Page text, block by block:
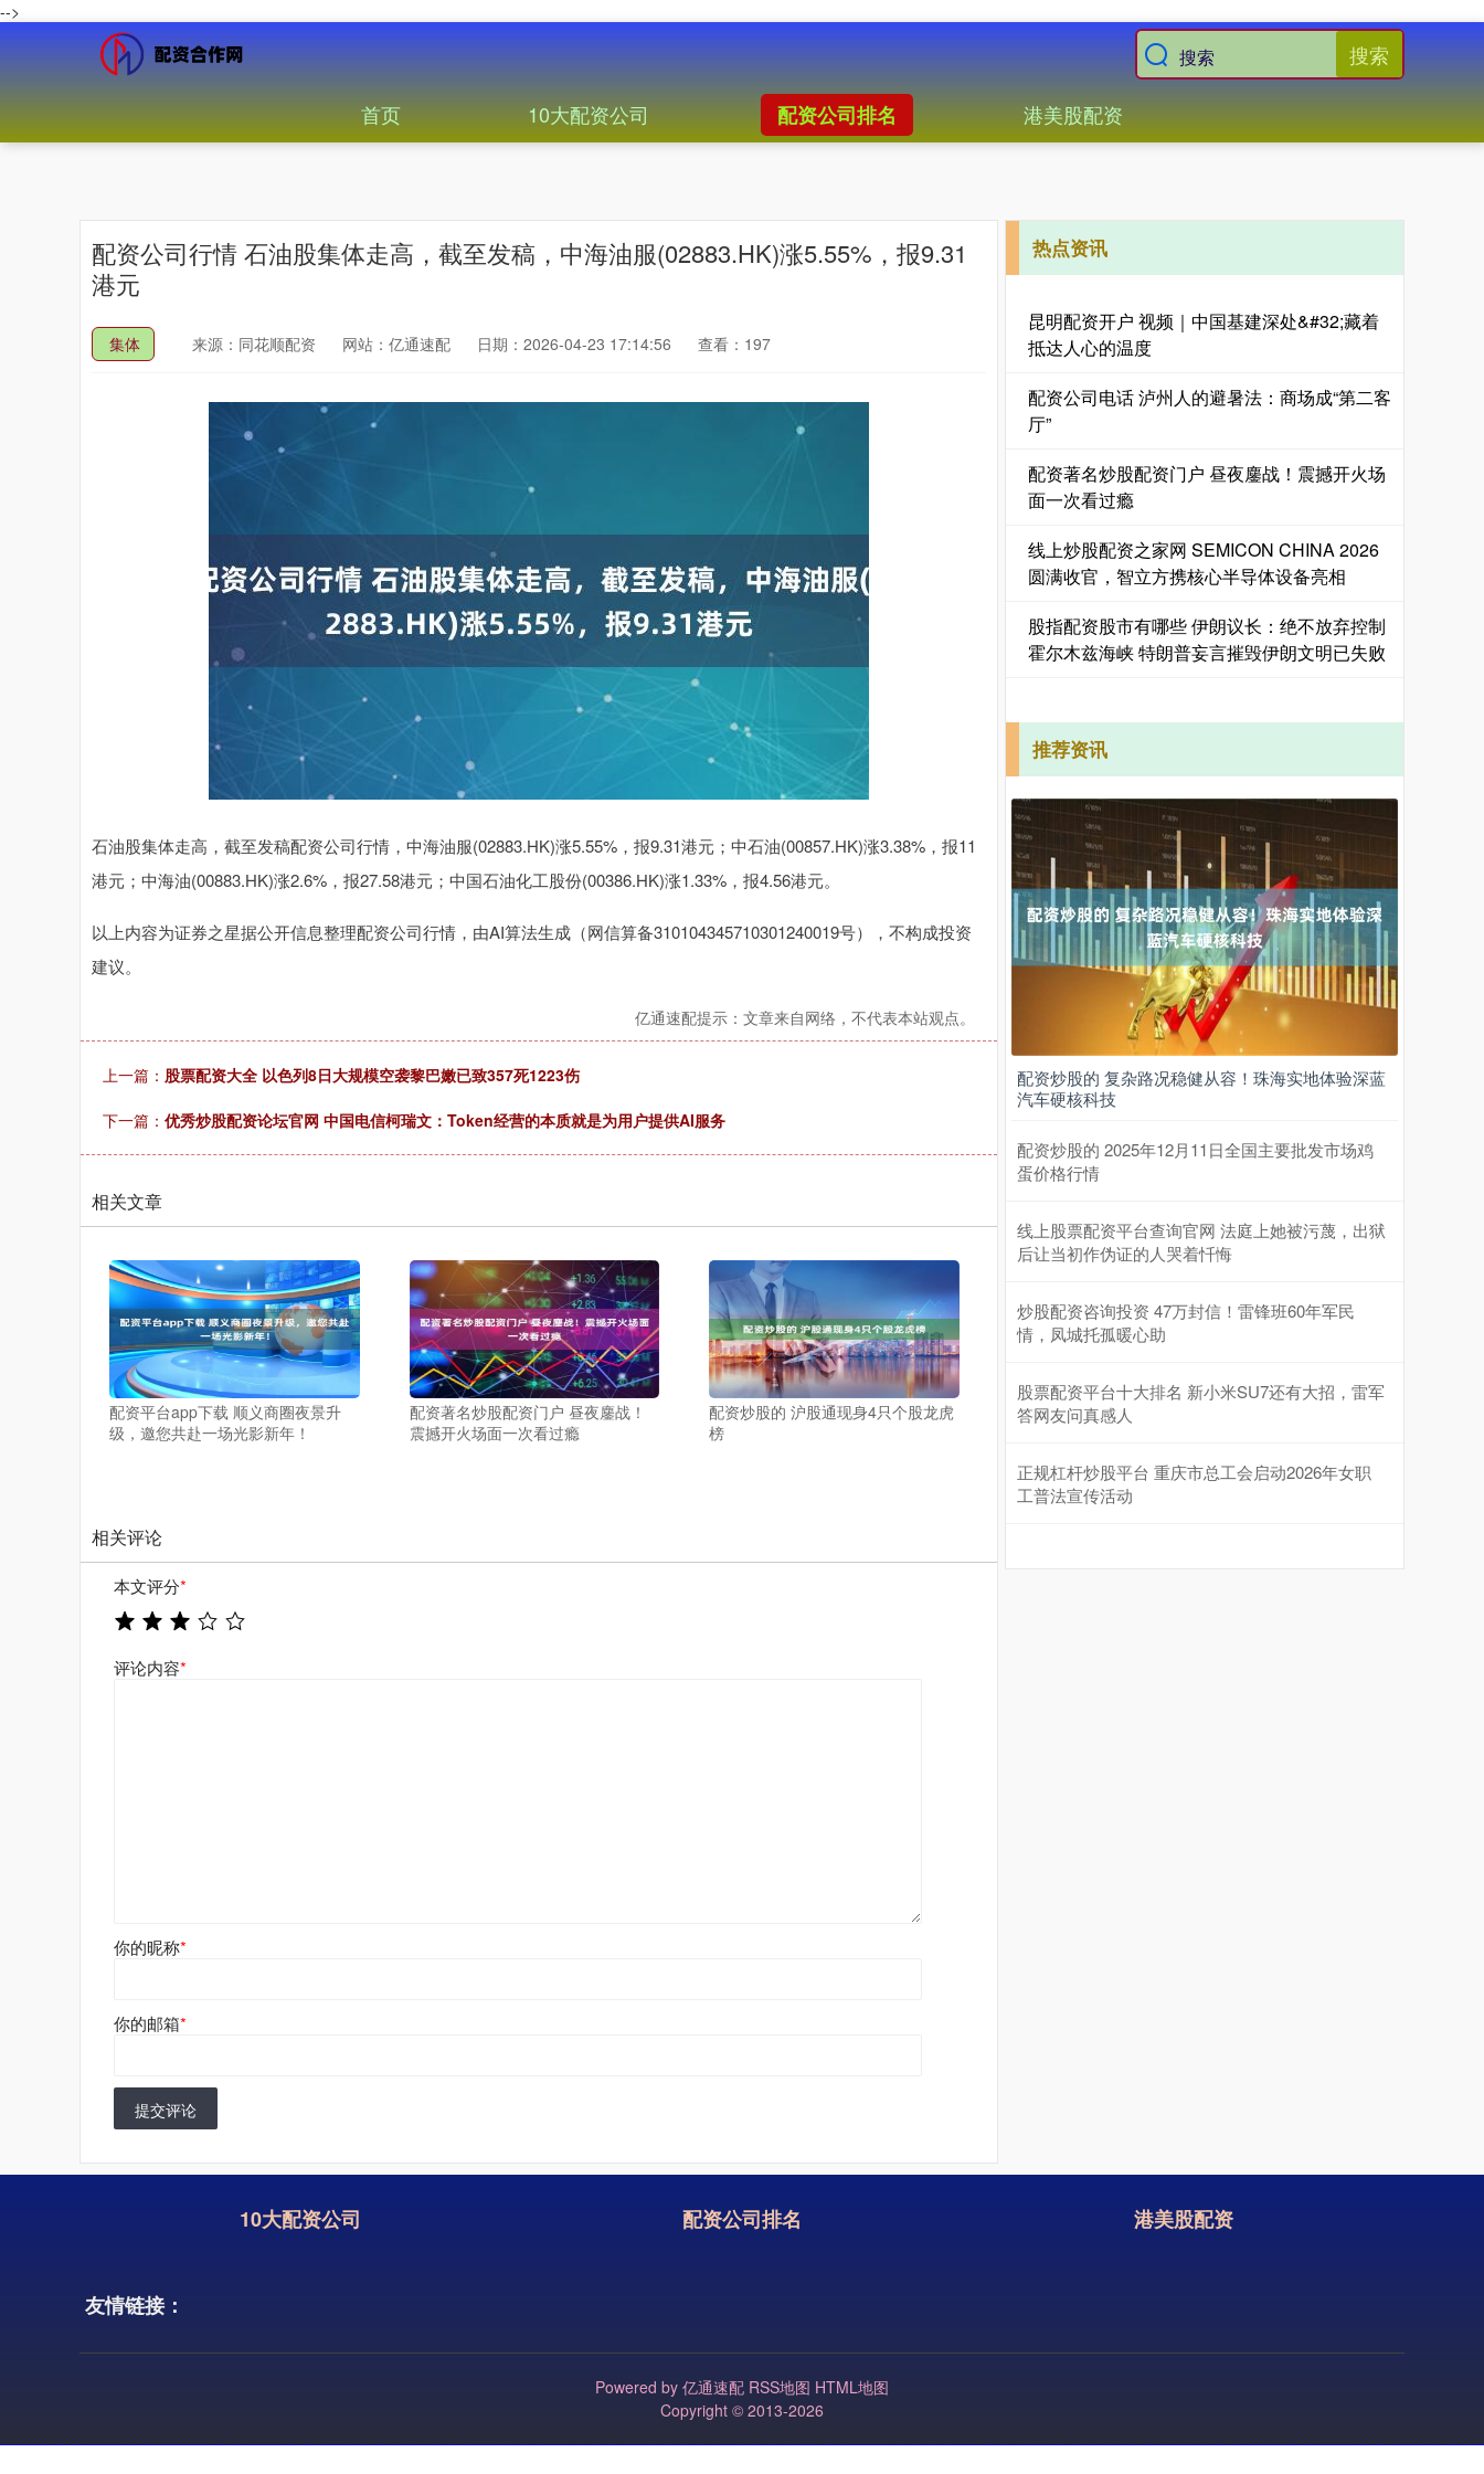
-->
搜索
首页 10大配资公司 配资公司排名 港美股配资
配资公司行情 石油股集体走高，截至发稿，中海油服(02883.HK)涨5.55%，报9.31
港元
集体 来源：同花顺配资 网站：亿通速配 日期：2026-04-23 17:14:56 查看：197
石油股集体走高，截至发稿配资公司行情，中海油服(02883.HK)涨5.55%，报9.31港元；中石油(00857.HK)涨3.38%，报11
港元；中海油(00883.HK)涨2.6%，报27.58港元；中国石油化工股份(00386.HK)涨1.33%，报4.56港元。
以上内容为证券之星据公开信息整理配资公司行情，由AI算法生成（网信算备310104345710301240019号），不构成投资
建议。
亿通速配提示：文章来自网络，不代表本站观点。
上一篇： 股票配资大全 以色列8日大规模空袭黎巴嫩已致357死1223伤
下一篇： 优秀炒股配资论坛官网 中国电信柯瑞文：Token经营的本质就是为用户提供AI服务
相关文章
配资平台app下载 顺义商圈夜景升
级，邀您共赴一场光影新年！
配资著名炒股配资门户 昼夜鏖战！
震撼开火场面一次看过瘾
配资炒股的 沪股通现身4只个股龙虎
榜
相关评论
本文评分*
评论内容*
你的昵称*
你的邮箱*
提交评论
热点资讯
昆明配资开户 视频｜中国基建深处&#32;藏着
抵达人心的温度
配资公司电话 泸州人的避暑法：商场成“第二客
厅”
配资著名炒股配资门户 昼夜鏖战！震撼开火场
面一次看过瘾
线上炒股配资之家网 SEMICON CHINA 2026
圆满收官，智立方携核心半导体设备亮相
股指配资股市有哪些 伊朗议长：绝不放弃控制
霍尔木兹海峡 特朗普妄言摧毁伊朗文明已失败
推荐资讯
配资炒股的 复杂路况稳健从容！珠海实地体验深蓝
汽车硬核科技
配资炒股的 2025年12月11日全国主要批发市场鸡
蛋价格行情
线上股票配资平台查询官网 法庭上她被污蔑，出狱
后让当初作伪证的人哭着忏悔
炒股配资咨询投资 47万封信！雷锋班60年军民
情，凤城托孤暖心助
股票配资平台十大排名 新小米SU7还有大招，雷军
答网友问真感人
正规杠杆炒股平台 重庆市总工会启动2026年女职
工普法宣传活动
10大配资公司 配资公司排名 港美股配资
友情链接：
Powered by 亿通速配 RSS地图 HTML地图
Copyright © 2013-2026